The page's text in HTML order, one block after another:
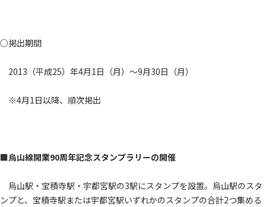
○掲出期間
2013（平成25）年4月1日（月）～9月30日（月）
※4月1日以降、順次掲出
■烏山線開業90周年記念スタンプラリーの開催
烏山駅・宝積寺駅・宇都宮駅の3駅にスタンプを設置。烏山駅のスタ
ンプと、宝積寺駅または宇都宮駅いずれかのスタンプの合計2つ集める